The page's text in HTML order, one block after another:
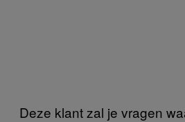
Deze klant zal je vragen